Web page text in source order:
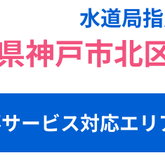
水道局
神戸市北
ービス対応エリ